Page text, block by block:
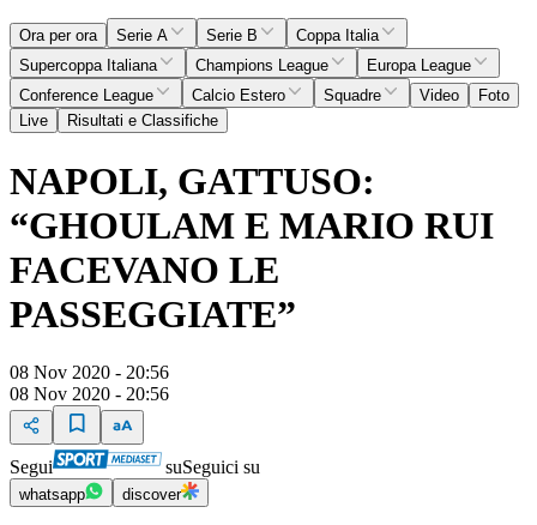
Ora per ora Serie A Serie B
Coppa Italia
Supercoppa Italiana
Champions League
Europa League
Conference League
Calcio Estero Squadre Video
Foto
Live
Risultati e Classifiche
NAPOLI, GATTUSO:
“GHOULAM E MARIO RUI
FACEVANO LE
PASSEGGIATE”
08 Nov 2020 - 20:56
08 Nov 2020 - 20:56
Segui suSeguici su
whatsapp discover